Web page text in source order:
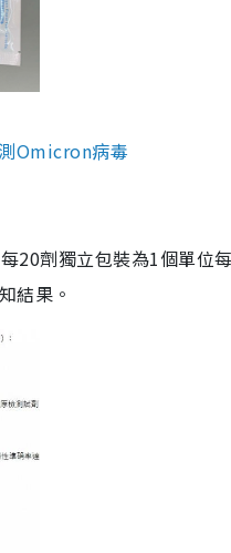
Omicron病毒
20劑獨立包裝為1個單位
結果。